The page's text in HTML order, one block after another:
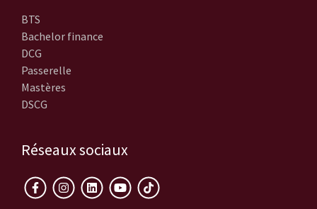
BTS
Bachelor finance
DCG
Passerelle
Mastères
DSCG
Réseaux sociaux